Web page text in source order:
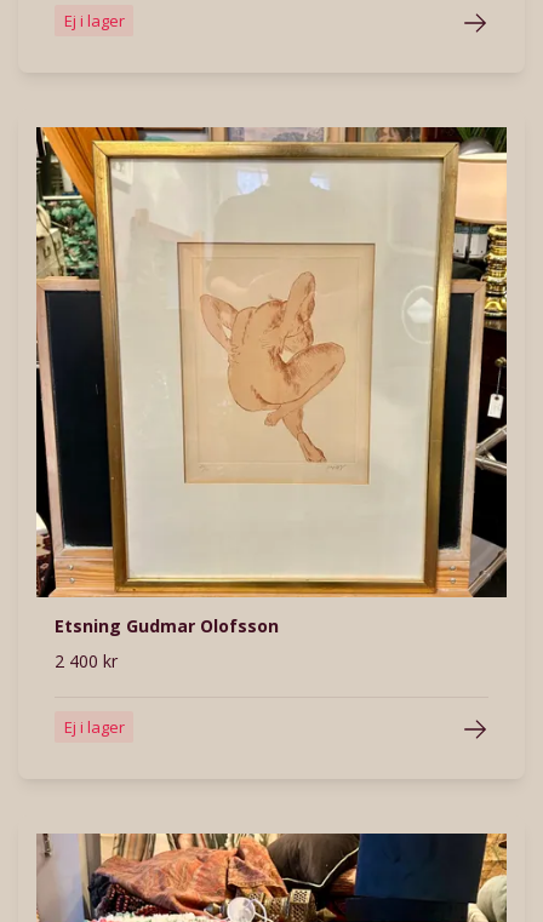
Ej i lager
Etsning Gudmar Olofsson
2 400 kr
Ej i lager